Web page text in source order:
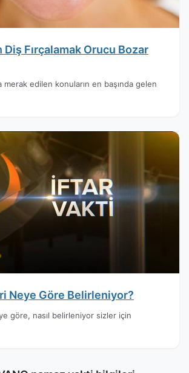
Fırçalamak Orucu Bozar
merak edilen konuların en başında gelen
Neye Göre Belirleniyor?
göre, nasıl belirleniyor sizler için